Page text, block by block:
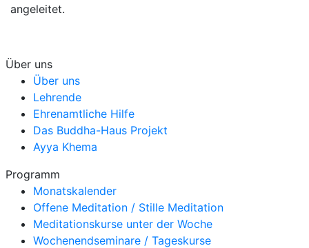
angeleitet.
Über uns
Über uns
Lehrende
Ehrenamtliche Hilfe
Das Buddha-Haus Projekt
Ayya Khema
Programm
Monatskalender
Offene Meditation / Stille Meditation
Meditationskurse unter der Woche
Wochenendseminare / Tageskurse